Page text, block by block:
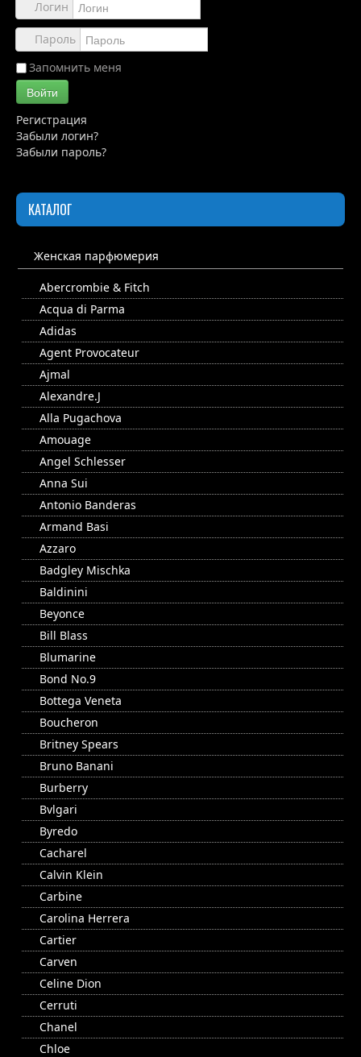
Каталог
Контакты
Логин
Пароль
Запомнить меня
Войти
Регистрация
Забыли логин?
Забыли пароль?
КАТАЛОГ
Женская парфюмерия
Abercrombie & Fitch
Acqua di Parma
Adidas
Agent Provocateur
Ajmal
Alexandre.J
Alla Pugachova
Amouage
Angel Schlesser
Anna Sui
Antonio Banderas
Armand Basi
Azzaro
Badgley Mischka
Baldinini
Beyonce
Bill Blass
Blumarine
Bond No.9
Bottega Veneta
Boucheron
Britney Spears
Bruno Banani
Burberry
Bvlgari
Byredo
Cacharel
Calvin Klein
Carbine
Carolina Herrera
Cartier
Carven
Celine Dion
Cerruti
Chanel
Chloe